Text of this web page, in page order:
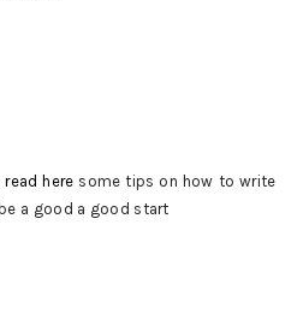
read here some tips on how to write
a good a good start